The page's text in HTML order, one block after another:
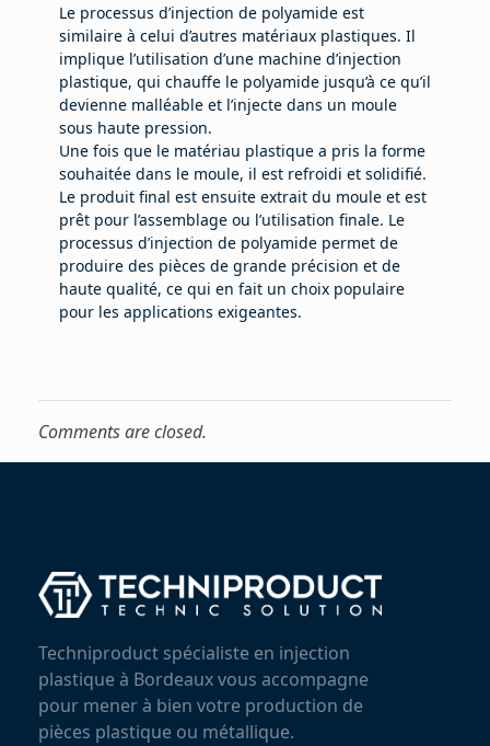
Le processus d’injection de polyamide est
similaire à celui d’autres matériaux plastiques. Il
implique l’utilisation d’une machine d’injection
plastique, qui chauffe le polyamide jusqu’à ce qu’il
devienne malléable et l’injecte dans un moule
sous haute pression.
Une fois que le matériau plastique a pris la forme
souhaitée dans le moule, il est refroidi et solidifié.
Le produit final est ensuite extrait du moule et est
prêt pour l’assemblage ou l’utilisation finale. Le
processus d’injection de polyamide permet de
produire des pièces de grande précision et de
haute qualité, ce qui en fait un choix populaire
pour les applications exigeantes.
Comments are closed.
Techniproduct spécialiste en injection
plastique à Bordeaux vous accompagne
pour mener à bien votre production de
pièces plastique ou métallique.